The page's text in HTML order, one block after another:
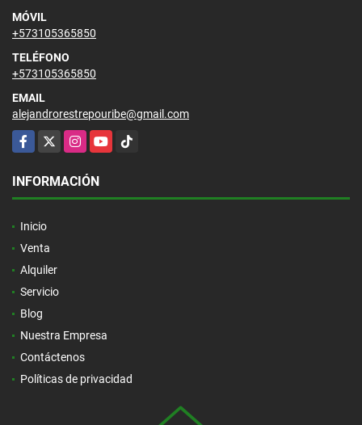
MÓVIL
+573105365850
TELÉFONO
+573105365850
EMAIL
alejandrorestrepouribe@gmail.com
Facebook
X InstagramYouTubeTikTok
INFORMACIÓN
Inicio
Venta
Alquiler
Servicio
Blog
Nuestra Empresa
Contáctenos
Políticas de privacidad